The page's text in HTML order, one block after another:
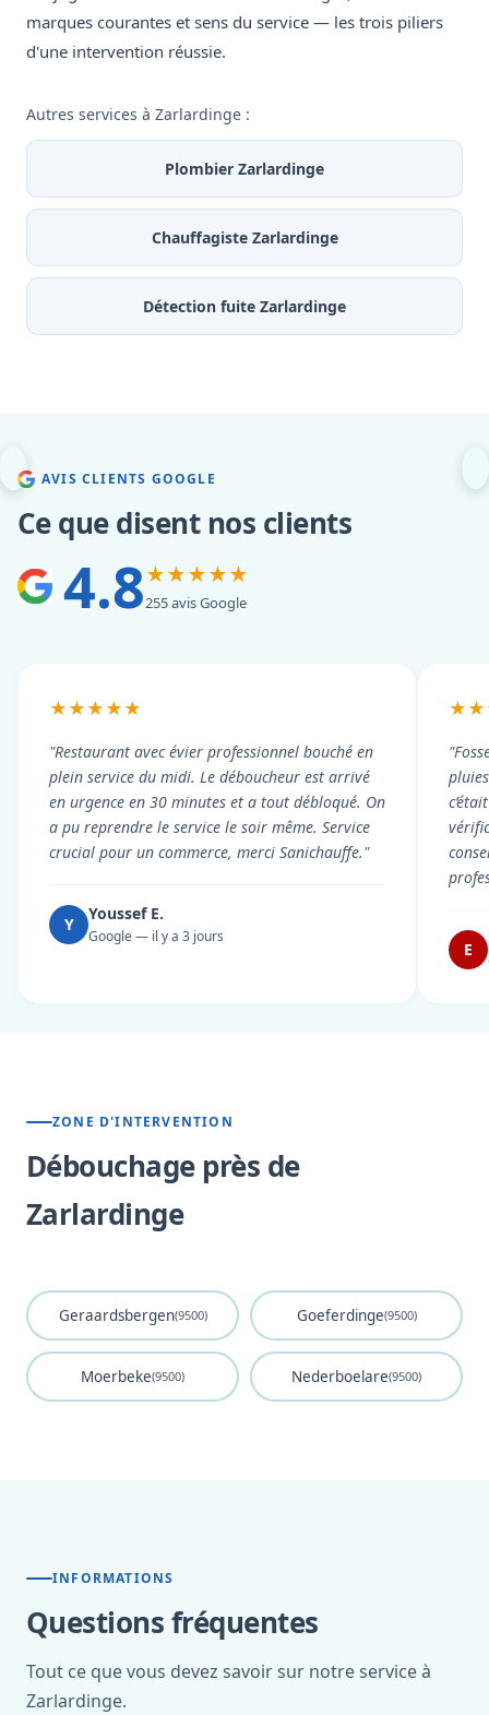
marques courantes et sens du service — les trois piliers
d'une intervention réussie.
Autres services à Zarlardinge :
Plombier Zarlardinge
Chauffagiste Zarlardinge
Détection fuite Zarlardinge
AVIS CLIENTS GOOGLE
Ce que disent nos clients
4.8★★★★★
255 avis Google
★★★★★
"Restaurant avec évier professionnel bouché en
plein service du midi. Le déboucheur est arrivé
en urgence en 30 minutes et a tout débloqué. On
a pu reprendre le service le soir même. Service
crucial pour un commerce, merci Sanichauffe."
Y
Youssef E.
Google — il y a 3 jours
E
ZONE D'INTERVENTION
Débouchage près de
Zarlardinge
Geraardsbergen(9500) Goeferdinge(9500)
Moerbeke(9500) Nederboelare(9500)
INFORMATIONS
Questions fréquentes
Tout ce que vous devez savoir sur notre service à
Zarlardinge.